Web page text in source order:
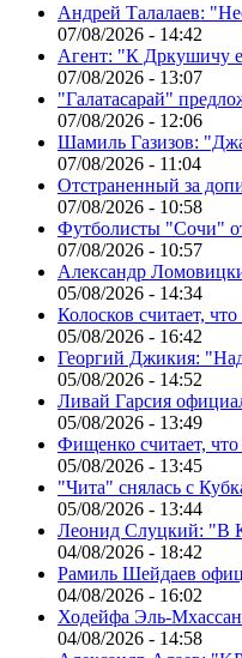
Андрей Талалаев:
07/08/2026 - 14:42
Агент: "К Дркушичу
07/08/2026 - 13:07
"Галатасарай"
07/08/2026 - 12:06
Шамиль Газизов:
07/08/2026 - 11:04
Отстраненный за
07/08/2026 - 10:58
Футболисты "Сочи"
07/08/2026 - 10:57
Александр
05/08/2026 - 14:34
Колосков считает,
05/08/2026 - 16:42
Георгий Джикия:
05/08/2026 - 14:52
Ливай Гарсия
05/08/2026 - 13:49
Фищенко считает,
05/08/2026 - 13:45
"Чита" снялась с
05/08/2026 - 13:44
Леонид Слуцкий: "В
04/08/2026 - 18:42
Рамиль Шейдаев
04/08/2026 - 16:02
Ходейфа Эль-
04/08/2026 - 14:58